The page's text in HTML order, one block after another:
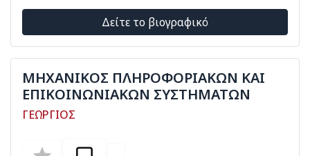
Δείτε το βιογραφικό
ΜΗΧΑΝΙΚΟΣ ΠΛΗΡΟΦΟΡΙΑΚΩΝ ΚΑΙ
ΕΠΙΚΟΙΝΩΝΙΑΚΩΝ ΣΥΣΤΗΜΑΤΩΝ
ΓΕΩΡΓΙΟΣ